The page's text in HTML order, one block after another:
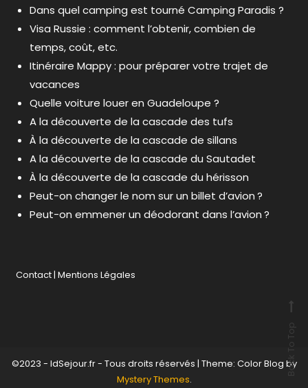
Dans quel camping est tourné Camping Paradis ?
Visa Russie : comment l’obtenir, combien de
temps, coût, etc.
Itinéraire Mappy : pour préparer votre trajet de
vacances
Quelle voiture louer en Guadeloupe ?
A la découverte de la cascade des tufs
À la découverte de la cascade de sillans
A la découverte de la cascade du Sautadet
À la découverte de la cascade du hérisson
Peut-on changer le nom sur un billet d’avion ?
Peut-on emmener un déodorant dans l’avion ?
Contact|Mentions Légales
©2023 - IdSejour.fr - Tous droits réservés | Theme: Color Blog by
Mystery Themes.
Back To Top